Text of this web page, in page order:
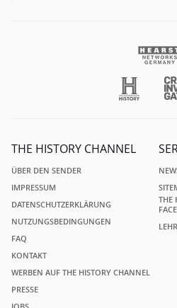
THE HISTORY CHANNEL
ÜBER DEN SENDER
IMPRESSUM
DATENSCHUTZERKLÄRUNG
NUTZUNGSBEDINGUNGEN
FAQ
KONTAKT
WERBEN AUF THE HISTORY CHANNEL
PRESSE
THE